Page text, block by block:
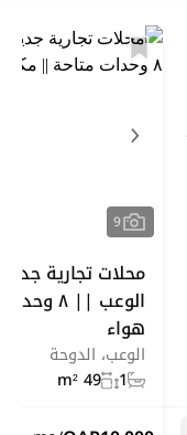
9
محلات تجارية
الوعب
هواء
الوعب، الدوحة
1
49 m²